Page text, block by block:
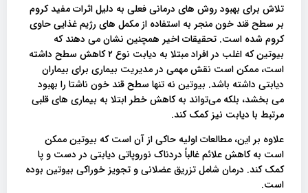
تلاش برای بهبود روش های درمانی فعلی به دلیل اثرات مفید کروم
بر سطح قند خون منجر به استفاده از مکمل های رژیم غذایی حاوی
کروم شده است. تحقیقات اخیر همچنین نشان می دهند که
بیوتین که اغلب در افراد مبتلا به دیابت نوع ۲ کاهش سطح داشته
است، ممکن است نقش مهمی در مدیریت بیماری برای بیماران
دیابتی داشته باشد. بیوتین نه تنها سطح قند خون ناشتا را بهبود
می بخشد، بلکه می‌تواند به کاهش خطر ابتلا به بیماری های قلبی
مرتبط با دیابت نیز کمک کند.
علاوه بر این، مطالعات اولیه حاکی از آن است که بیوتین ممکن
است به کاهش علائم غالباً دردناک نوروپاتی دیابتی در دست و پا
کمک کند. درمان شامل تزریق عضلانی و تجویز خوراکی بیوتین بوده
است.